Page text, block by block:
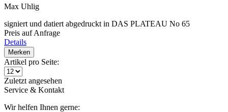
Max Uhlig
signiert und datiert abgedruckt in DAS PLATEAU No 65
Preis auf Anfrage
Details
Merken
Artikel pro Seite:
Zuletzt angesehen
Service & Kontakt
Wir helfen Ihnen gerne: